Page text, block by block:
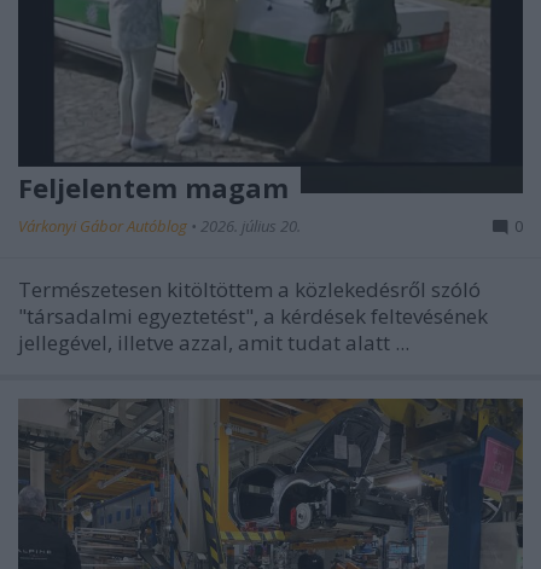
Feljelentem magam
Várkonyi Gábor Autóblog • 2026. július 20. 0
Természetesen kitöltöttem a közlekedésről szóló
"társadalmi egyeztetést", a kérdések feltevésének
jellegével, illetve azzal, amit tudat alatt ...